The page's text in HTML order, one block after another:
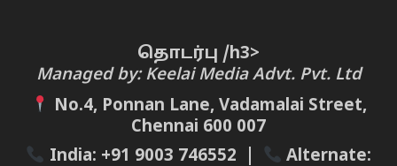
தொடர்பு /h3>
Managed by: Keelai Media Advt. Pvt. Ltd
No.4, Ponnan Lane, Vadamalai Street,
Chennai 600 007
India: +91 9003 746552 Alternate: